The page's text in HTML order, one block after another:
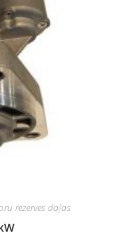
rezerves daļas